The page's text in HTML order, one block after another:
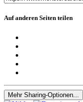
Auf anderen Seiten teilen
Mehr Sharing-Optionen...